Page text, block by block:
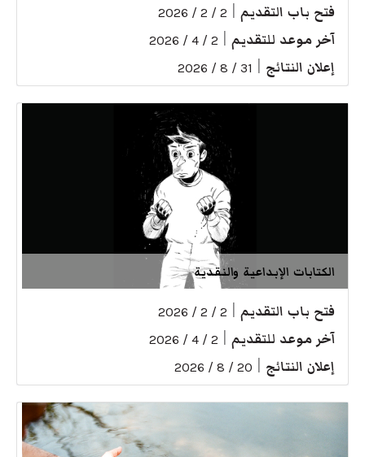
فتح باب التقديم 2 / 2 / 2026
آخر موعد للتقديم 2 / 4 / 2026
إعلان النتائج 31 / 8 / 2026
الكتابات الإبداعية والنقدية
فتح باب التقديم 2 / 2 / 2026
آخر موعد للتقديم 2 / 4 / 2026
إعلان النتائج 20 / 8 / 2026